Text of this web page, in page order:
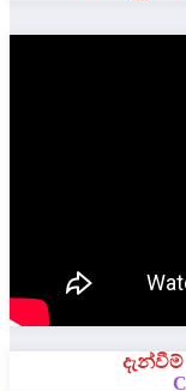
දැන්වීම්